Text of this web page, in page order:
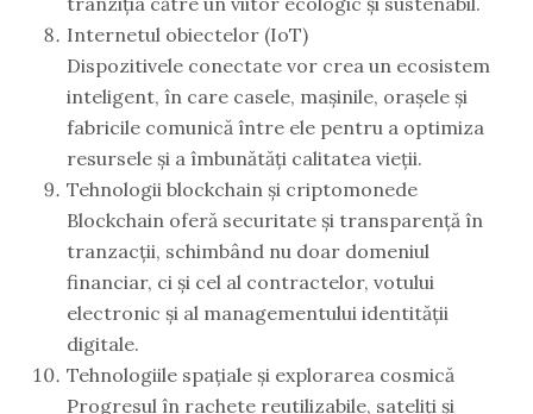
Internetul obiectelor (IoT)
Dispozitivele conectate vor crea un ecosistem
inteligent, în care casele, mașinile, orașele și
fabricile comunică între ele pentru a optimiza
resursele și a îmbunătăți calitatea vieții.
Tehnologii blockchain și criptomonede
Blockchain oferă securitate și transparență în
tranzacții, schimbând nu doar domeniul
financiar, ci și cel al contractelor, votului
electronic și al managementului identității
digitale.
Tehnologiile spațiale și explorarea cosmică
Progresul în rachete reutilizabile, sateliți și